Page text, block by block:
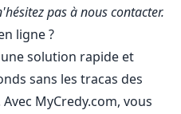
pas à nous contacter.
ligne ?
solution rapide et
sans les tracas des
MyCredy.com, vous